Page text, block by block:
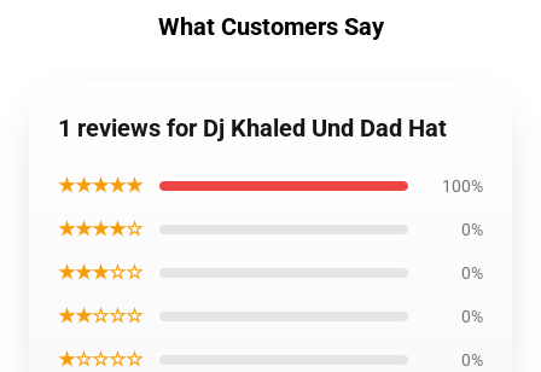
What Customers Say
1 reviews for Dj Khaled Und Dad Hat
★★★★★ 100%
★★★★☆ 0%
★★★☆☆ 0%
★★☆☆☆ 0%
★☆☆☆☆ 0%